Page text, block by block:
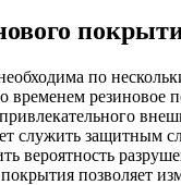
по
резиновое
служить защитным
вероятность
позволяет